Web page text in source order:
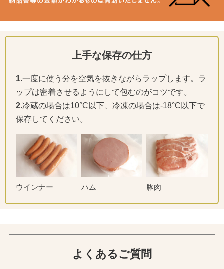
上手な保存の仕方
1.一度に使う分を空気を抜きながらラップします。ラ
ップは密着させるようにして包むのがコツです。
2.冷蔵の場合は10°C以下、冷凍の場合は-18°C以下で
保存してください。
ウインナー ハム 豚肉
よくあるご質問